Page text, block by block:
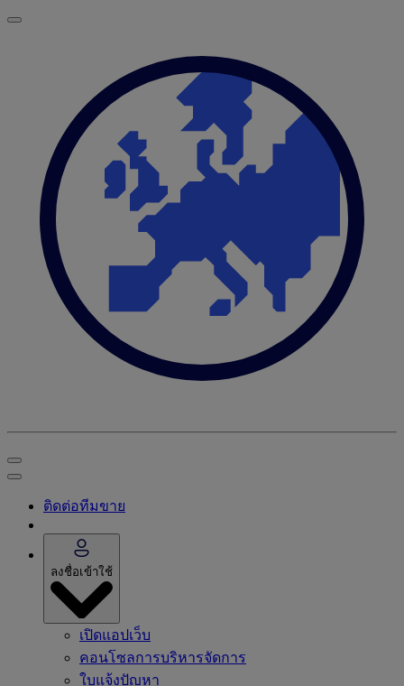
ติดต่อทีมขาย
ลงชื่อเข้าใช้
เปิดแอปเว็บ
คอนโซลการบริหารจัดการ
ใบแจ้งปัญหา